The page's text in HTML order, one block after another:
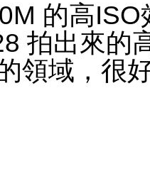
的高
拍出來的
領域，很